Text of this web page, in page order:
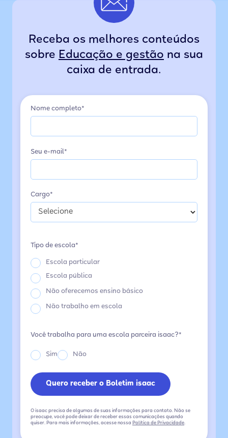
Receba os melhores conteúdos
sobre Educação e gestão na sua
caixa de entrada.
Nome completo*
Seu e-mail*
Cargo*
Tipo de escola*
Escola particular
Escola pública
Não oferecemos ensino básico
Não trabalho em escola
Você trabalha para uma escola parceira isaac?*
Sim Não
O isaac precisa de algumas de suas informações para contato. Não se
preocupe, você pode deixar de receber essas comunicações quando
quiser. Para mais informações, acesse nossa Política de Privacidade.